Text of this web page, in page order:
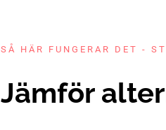
SÅ HÄR FUNGERAR DET -
Jämför